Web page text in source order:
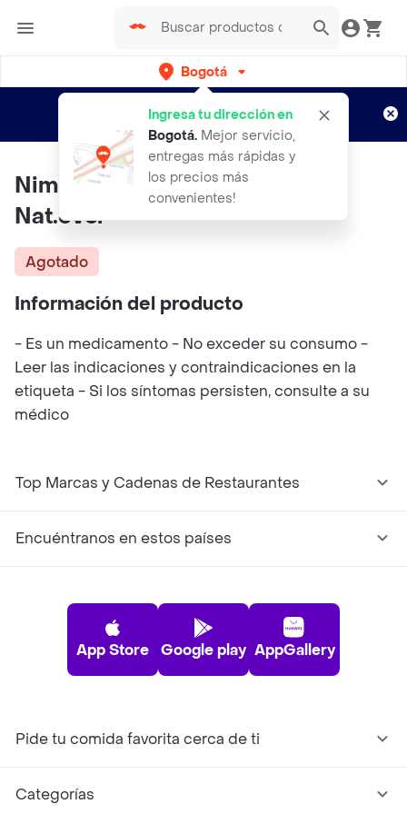
Bogotá
Ingresa tu dirección en
Bogotá. Mejor servicio,
entregas más rápidas y
los precios más
convenientes!
envíos gratis por semanas
Aplican TyC
Nimel Cereza 12 Tbs Mastic
Nat.evol
Agotado
Información del producto
- Es un medicamento - No exceder su consumo -
Leer las indicaciones y contraindicaciones en la
etiqueta - Si los síntomas persisten, consulte a su
médico
Top Marcas y Cadenas de Restaurantes
Encuéntranos en estos países
App Store Google play AppGallery
Pide tu comida favorita cerca de ti
Categorías